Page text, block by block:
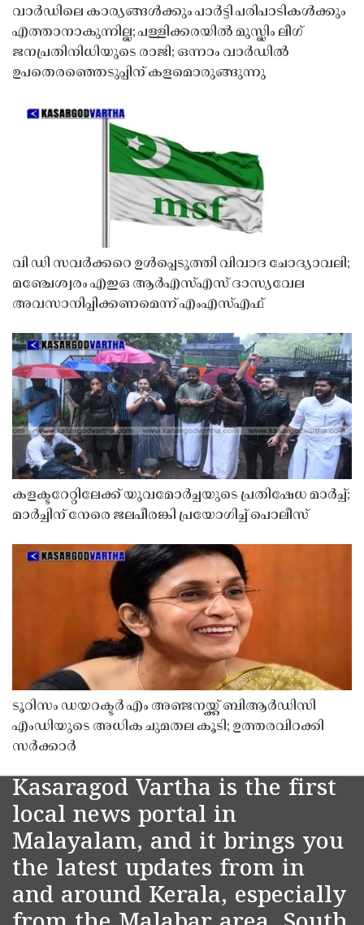
വാർഡിലെ കാര്യങ്ങൾക്കും പാർട്ടി പരിപാടികൾക്കും
എത്താനാകുന്നില്ല; പള്ളിക്കരയിൽ മുസ്ലിം ലീഗ്
ജനപ്രതിനിധിയുടെ രാജി; ഒന്നാം വാർഡിൽ
ഉപതെരഞ്ഞെടുപ്പിന് കളമൊരുങ്ങുന്നു
വി ഡി സവർക്കറെ ഉൾപ്പെടുത്തി വിവാദ ചോദ്യാവലി;
മഞ്ചേശ്വരം എഇഒ ആർഎസ്എസ് ദാസ്യവേല
അവസാനിപ്പിക്കണമെന്ന് എംഎസ്എഫ്
കളക്ടറേറ്റിലേക്ക് യുവമോർച്ചയുടെ പ്രതിഷേധ മാർച്ച്;
മാർച്ചിന് നേരെ ജലപീരങ്കി പ്രയോഗിച്ച് പൊലീസ്
ടൂറിസം ഡയറക്ടർ എം അഞ്ജനയ്ക്ക് ബിആർഡിസി
എംഡിയുടെ അധിക ചുമതല കൂടി; ഉത്തരവിറക്കി
സർക്കാർ
Kasaragod Vartha is the first
local news portal in
Malayalam, and it brings you
the latest updates from in
and around Kerala, especially